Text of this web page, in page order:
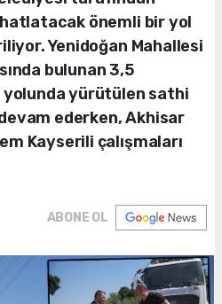
önemli bir yol
Yenidoğan Mahallesi
bulunan 3,5
yürütülen sathi
ederken, Akhisar
Kayserili çalışmaları
ABONE OL